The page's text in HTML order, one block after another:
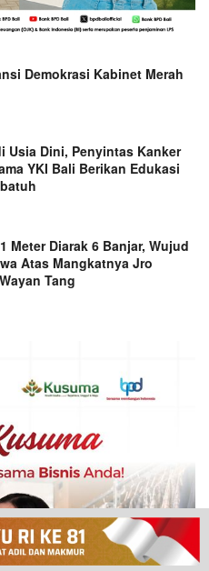
Demokrasi Kabinet Merah
Usia Dini, Penyintas Kanker
YKI Bali Berikan Edukasi
Meter Diarak 6 Banjar, Wujud
Atas Mangkatnya Jro
Tang